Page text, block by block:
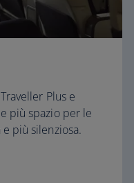
Plus e
più spazio per le
più silenziosa.